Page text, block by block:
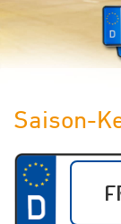
Saison-